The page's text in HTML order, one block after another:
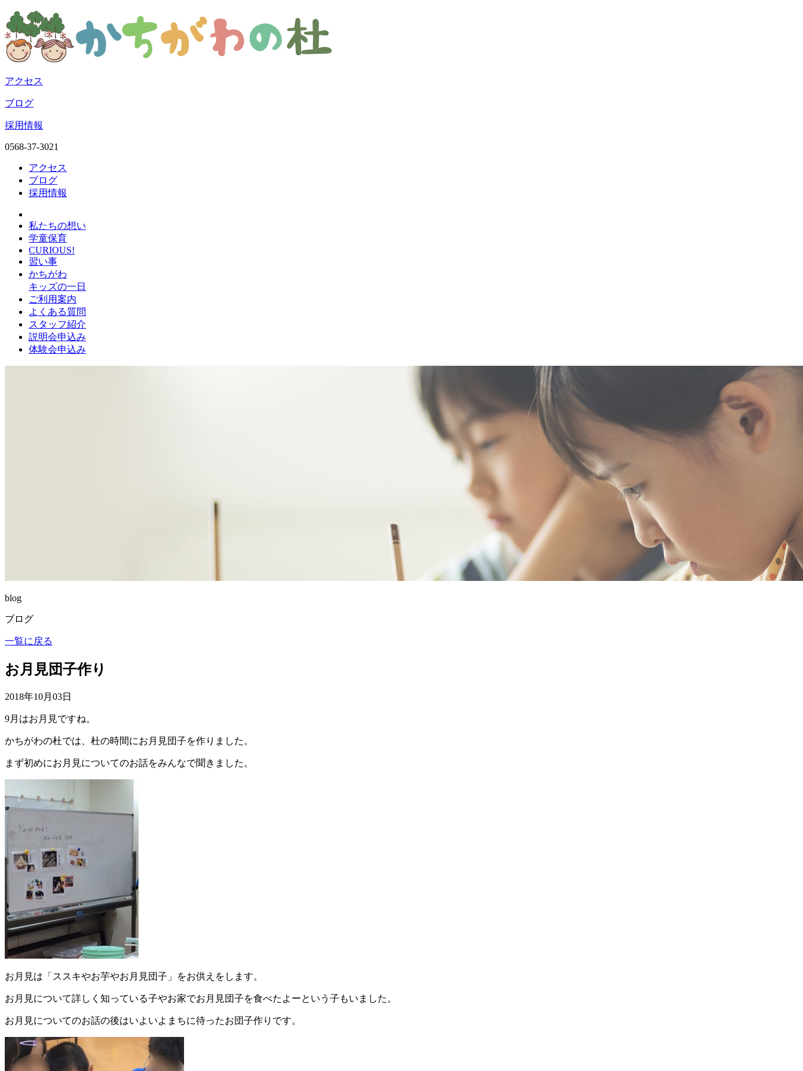
アクセス
ブログ
採用情報
0568-37-3021
アクセス
ブログ
採用情報
私たちの想い
学童保育
CURIOUS!
習い事
かちがわ
キッズの一日
ご利用案内
よくある質問
スタッフ紹介
説明会申込み
体験会申込み
blog
ブログ
一覧に戻る
お月見団子作り
2018年10月03日
9月はお月見ですね。
かちがわの杜では、杜の時間にお月見団子を作りました。
まず初めにお月見についてのお話をみんなで聞きました。
お月見は「ススキやお芋やお月見団子」をお供えをします。
お月見について詳しく知っている子やお家でお月見団子を食べたよーという子もいました。
お月見についてのお話の後はいよいよまちに待ったお団子作りです。